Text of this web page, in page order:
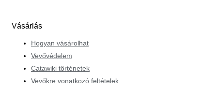
Vásárlás
Hogyan vásárolhat
Vevővédelem
Catawiki történetek
Vevőkre vonatkozó feltételek